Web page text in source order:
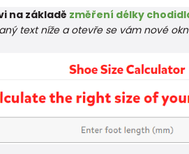
na základě změření délky
text níže a otevře se vám nové